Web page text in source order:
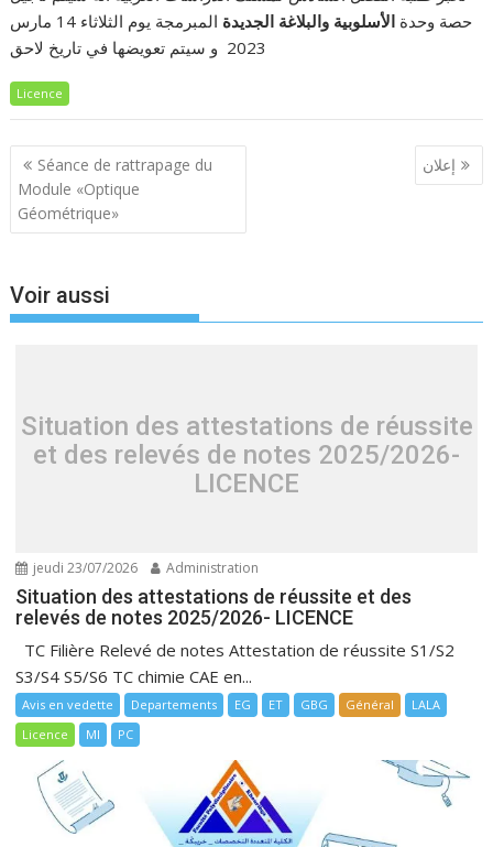
حصة وحدة الأسلوبية والبلاغة الجديدة
المبرمجة يوم الثلاثاء 14 مارس
2023 و سيتم تعويضها في تاريخ لاحق
Licence
Navigation
de
l’article
Séance de rattrapage du
Module «Optique
Géométrique»
إعلان
Voir aussi
Situation des attestations de réussite
et des relevés de notes 2025/2026-
LICENCE
jeudi 23/07/2026 Administration
Situation des attestations de réussite et des
relevés de notes 2025/2026- LICENCE
TC Filière Relevé de notes Attestation de réussite S1/S2
S3/S4 S5/S6 TC chimie CAE en...
Avis en vedette Departements EG ET GBG Général
LALA
Licence
MI PC